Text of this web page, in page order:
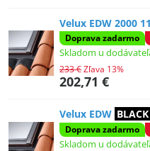
Velux EDW 2000
Doprava zadarmo
Skladom u
202,71 €
233 €Zľava 13%
Velux EDW BLACK
Doprava zadarmo
Skladom u